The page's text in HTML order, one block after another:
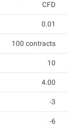
CFD
0.01
100 contracts
10
4.00
-3
-6